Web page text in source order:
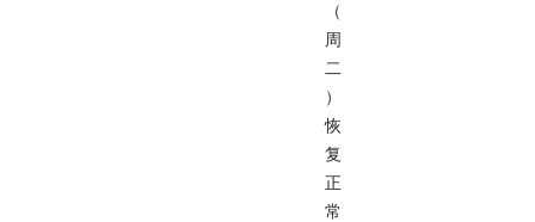
（
周
二
）
恢
复
正
常